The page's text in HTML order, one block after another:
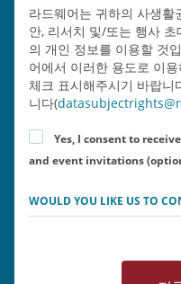
라드웨어는 귀하의 사생활
안, 리서치 및/또는 행사
의 개인 정보를 이용할 것
어에서 이러한 용도로 이
체크 표시해주시기 바랍
니다(
Yes, I consent to
and event invitations
WOULD YOU LIKE US TO